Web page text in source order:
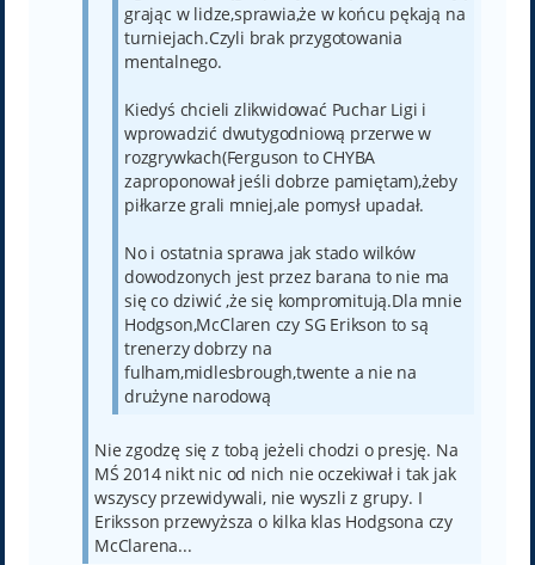
grając w lidze,sprawia,że w końcu pękają na
turniejach.Czyli brak przygotowania
mentalnego.
Kiedyś chcieli zlikwidować Puchar Ligi i
wprowadzić dwutygodniową przerwe w
rozgrywkach(Ferguson to CHYBA
zaproponował jeśli dobrze pamiętam),żeby
piłkarze grali mniej,ale pomysł upadał.
No i ostatnia sprawa jak stado wilków
dowodzonych jest przez barana to nie ma
się co dziwić ,że się kompromitują.Dla mnie
Hodgson,McClaren czy SG Erikson to są
trenerzy dobrzy na
fulham,midlesbrough,twente a nie na
drużyne narodową
Nie zgodzę się z tobą jeżeli chodzi o presję. Na
MŚ 2014 nikt nic od nich nie oczekiwał i tak jak
wszyscy przewidywali, nie wyszli z grupy. I
Eriksson przewyższa o kilka klas Hodgsona czy
McClarena...